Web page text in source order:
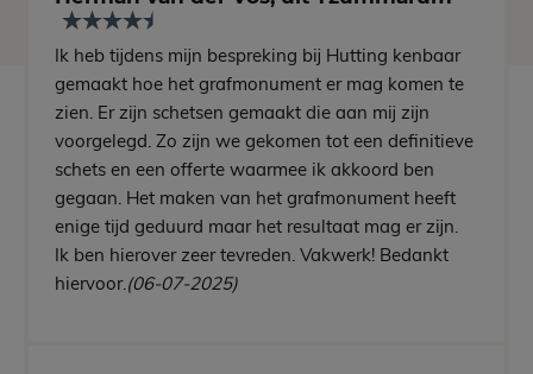
Ik heb tijdens mijn bespreking bij Hutting kenbaar
gemaakt hoe het grafmonument er mag komen te
zien. Er zijn schetsen gemaakt die aan mij zijn
voorgelegd. Zo zijn we gekomen tot een definitieve
schets en een offerte waarmee ik akkoord ben
gegaan. Het maken van het grafmonument heeft
enige tijd geduurd maar het resultaat mag er zijn.
Ik ben hierover zeer tevreden. Vakwerk! Bedankt
hiervoor.(06-07-2025)